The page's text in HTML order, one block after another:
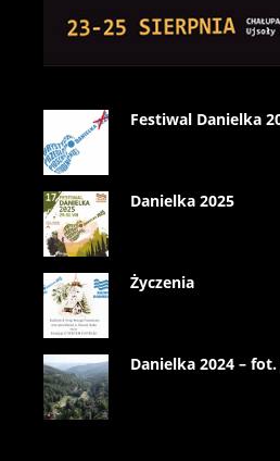
Festiwal Danielka
Danielka 2025
Życzenia
Danielka 2024 –